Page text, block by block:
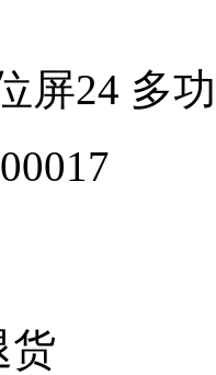
屏24 多
货